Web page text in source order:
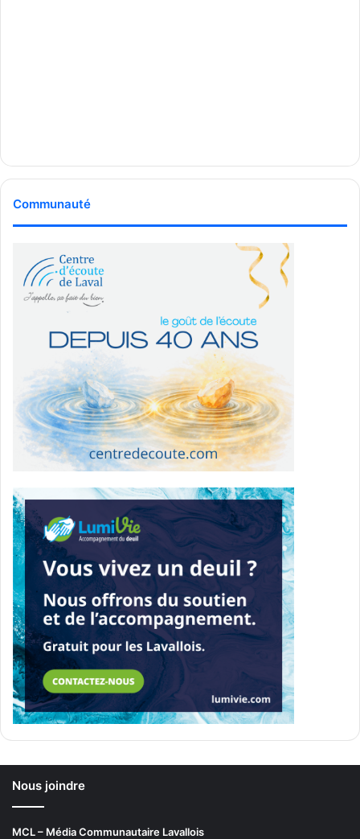
Communauté
Nous joindre
MCL – Média Communautaire Lavallois